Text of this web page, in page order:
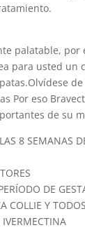
palatable, por
para usted un
Por eso
de su
8 SEMANAS
DE
COLLIE Y
IVERMECTINA